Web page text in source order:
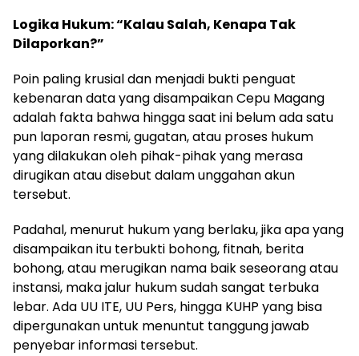
Logika Hukum: “Kalau Salah, Kenapa Tak
Dilaporkan?”
Poin paling krusial dan menjadi bukti penguat
kebenaran data yang disampaikan Cepu Magang
adalah fakta bahwa hingga saat ini belum ada satu
pun laporan resmi, gugatan, atau proses hukum
yang dilakukan oleh pihak-pihak yang merasa
dirugikan atau disebut dalam unggahan akun
tersebut.
Padahal, menurut hukum yang berlaku, jika apa yang
disampaikan itu terbukti bohong, fitnah, berita
bohong, atau merugikan nama baik seseorang atau
instansi, maka jalur hukum sudah sangat terbuka
lebar. Ada UU ITE, UU Pers, hingga KUHP yang bisa
dipergunakan untuk menuntut tanggung jawab
penyebar informasi tersebut.